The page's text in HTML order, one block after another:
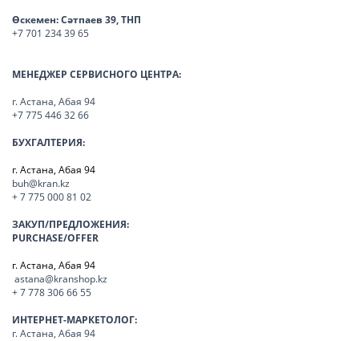
Өскемен:Сәтпаев 39, ТНП
+7 701 234 39 65
МЕНЕДЖЕР СЕРВИСНОГО ЦЕНТРА:
г. Астана, Абая 94
+7 775 446 32 66
БУХГАЛТЕРИЯ:
г. Астана, Абая 94
buh@kran.kz
+ 7 775 000 81 02
ЗАКУП/ПРЕДЛОЖЕНИЯ:
PURCHASE/OFFER
г. Астана, Абая 94
astana@kranshop.kz
+ 7 778 306 66 55
ИНТЕРНЕТ-МАРКЕТОЛОГ:
г. Астана, Абая 94